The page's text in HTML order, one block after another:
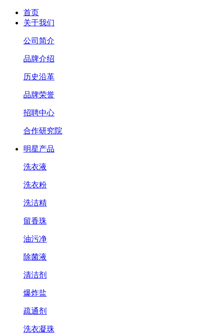
首页
关于我们
公司简介
品牌介绍
历史沿革
品牌荣誉
招聘中心
合作研究院
明星产品
洗衣液
洗衣粉
洗洁精
留香珠
油污净
除菌液
清洁剂
爆炸盐
疏通剂
洗衣凝珠